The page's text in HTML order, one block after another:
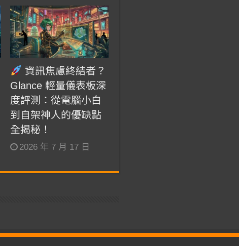
資訊焦慮終結者？
Glance 輕量儀表板深
度評測：從電腦小白
到自架神人的優缺點
全揭秘！
2026 年 7 月 17 日